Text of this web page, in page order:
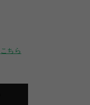
こちら